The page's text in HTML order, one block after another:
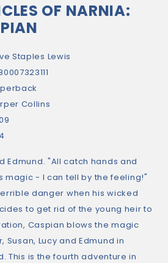
OF NARNIA:
Staples Lewis
Collins
Edmund. "All catch hands and
magic - I can tell by the feeling!"
danger when his wicked
to get rid of the young heir to
Caspian blows the magic
Susan, Lucy and Edmund in
This is the fourth adventure in